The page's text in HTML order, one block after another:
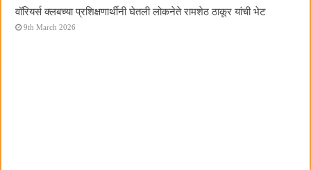
वॉरियर्स क्लबच्या प्रशिक्षणार्थींनी घेतली लोकनेते रामशेठ ठाकूर यांची भेट
9th March 2026